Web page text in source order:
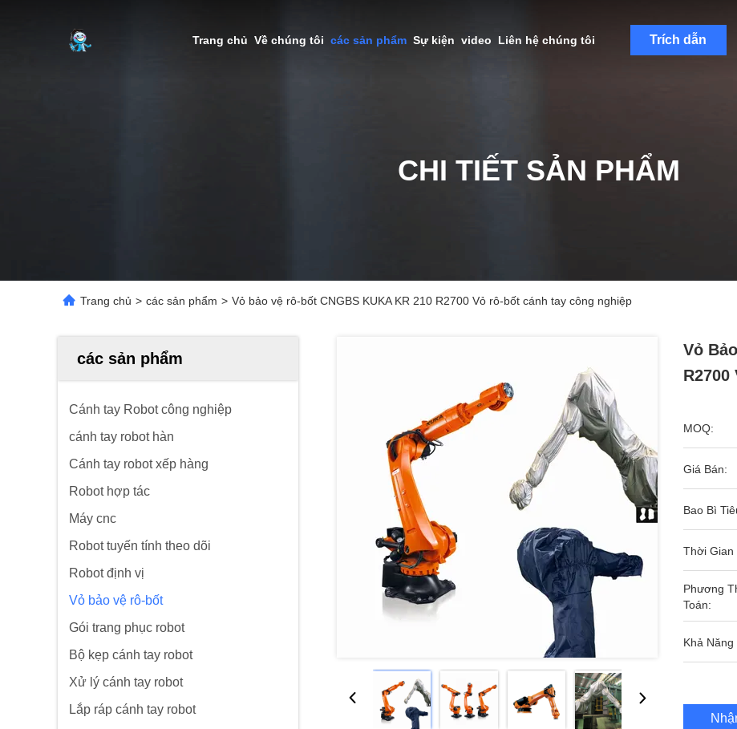
Trang chủ Về chúng tôi các sản phẩm Sự kiện video Liên hệ chúng tôi Trích dẫn
CHI TIẾT SẢN PHẨM
Trang chủ > các sản phẩm > Vỏ bảo vệ rô-bốt CNGBS KUKA KR 210 R2700 Vỏ rô-bốt cánh tay công nghiệp
các sản phẩm
Cánh tay Robot công nghiệp
cánh tay robot hàn
Cánh tay robot xếp hàng
Robot hợp tác
Máy cnc
Robot tuyến tính theo dõi
Robot định vị
Vỏ bảo vệ rô-bốt
Gói trang phục robot
Bộ kẹp cánh tay robot
Xử lý cánh tay robot
Lắp ráp cánh tay robot
Vỏ
R2700
MOQ:
Giá Bán:
Bao Bì
Thời Gian
Phương
Toán:
Khả Năng